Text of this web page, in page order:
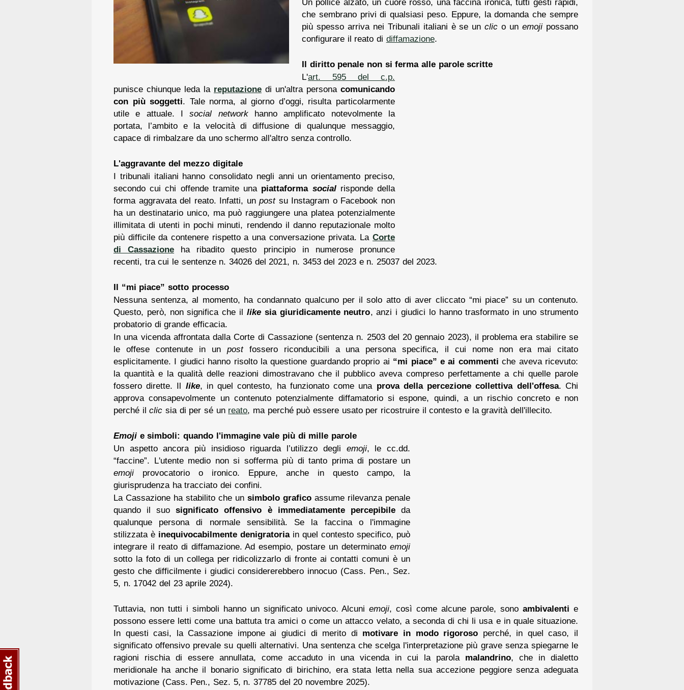
che sembrano privi di qualsiasi peso. Eppure, la domanda che sempre
più spesso arriva nei Tribunali italiani è se unclic o unemoji possano
configurare il reato di diffamazione.
Il diritto penale non si ferma alle parole scritte
L'art. 595 del c.p.
punisce chiunque leda la reputazione di un'altra persona comunicando
con più soggetti. Tale norma, al giorno d’oggi, risulta particolarmente
utile e attuale. Isocial networkhanno amplificato notevolmente la
portata, l’ambito e la velocità di diffusione di qualunque messaggio,
capace di rimbalzare da uno schermo all'altro senza controllo.
L'aggravante del mezzo digitale
I tribunali italiani hanno consolidato negli anni un orientamento preciso,
secondo cui chi offende tramite una piattaforma socialrisponde della
forma aggravata del reato. Infatti, unpostsu Instagram o Facebook non
ha un destinatario unico, ma può raggiungere una platea potenzialmente
illimitata di utenti in pochi minuti, rendendo il danno reputazionale molto
più difficile da contenere rispetto a una conversazione privata. La Corte
di Cassazione ha ribadito questo principio in numerose pronunce
recenti, tra cui le sentenze n. 34026 del 2021, n. 3453 del 2023 e n. 25037 del 2023.
Il “mi piace” sotto processo
Nessuna sentenza, al momento, ha condannato qualcuno per il solo atto di aver cliccato “mi piace” su un contenuto.
Questo, però, non significa che il like sia giuridicamente neutro, anzi i giudici lo hanno trasformato in uno strumento
probatorio di grande efficacia.
In una vicenda affrontata dalla Corte di Cassazione (sentenza n. 2503 del 20 gennaio 2023), il problema era stabilire se
le offese contenute in un postfossero riconducibili a una persona specifica, il cui nome non era mai citato
esplicitamente. I giudici hanno risolto la questione guardando proprio ai “mi piace” e ai commenti che aveva ricevuto:
la quantità e la qualità delle reazioni dimostravano che il pubblico aveva compreso perfettamente a chi quelle parole
fossero dirette. Il like, in quel contesto, ha funzionato come una prova della percezione collettiva dell'offesa. Chi
approva consapevolmente un contenuto potenzialmente diffamatorio si espone, quindi, a un rischio concreto e non
perché ilclic sia di per sé un reato, ma perché può essere usato per ricostruire il contesto e la gravità dell'illecito.
Emoji e simboli: quando l'immagine vale più di mille parole
Un aspetto ancora più insidioso riguarda l’utilizzo degli emoji, le cc.dd.
“faccine”. L'utente medio non si sofferma più di tanto prima di postare un
emoji provocatorio o ironico. Eppure, anche in questo campo, la
giurisprudenza ha tracciato dei confini.
La Cassazione ha stabilito che un simbolo grafico assume rilevanza penale
quando il suosignificato offensivo è immediatamente percepibileda
qualunque persona di normale sensibilità. Se la faccina o l'immagine
stilizzata è inequivocabilmente denigratoriain quel contesto specifico, può
integrare il reato di diffamazione. Ad esempio, postare un determinato emoji
sotto la foto di un collega per ridicolizzarlo di fronte ai contatti comuni è un
gesto che difficilmente i giudici considererebbero innocuo (Cass. Pen., Sez.
5, n. 17042 del 23 aprile 2024).
Tuttavia, non tutti i simboli hanno un significato univoco. Alcuniemoji, così come alcune parole, sonoambivalenti e
possono essere letti come una battuta tra amici o come un attacco velato, a seconda di chi li usa e in quale situazione.
In questi casi, la Cassazione impone ai giudici di merito di motivare in modo rigoroso perché, in quel caso, il
significato offensivo prevale su quelli alternativi. Una sentenza che scelga l'interpretazione più grave senza spiegarne le
ragioni rischia di essere annullata, come accaduto in una vicenda in cui la parola malandrino, che in dialetto
meridionale ha anche il bonario significato di birichino, era stata letta nella sua accezione peggiore senza adeguata
motivazione (Cass. Pen., Sez. 5, n. 37785 del 20 novembre 2025).